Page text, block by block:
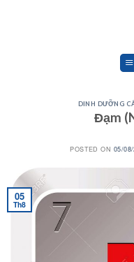
DINH DƯỠNG
Đạm
POSTED ON 05/
05
Th8